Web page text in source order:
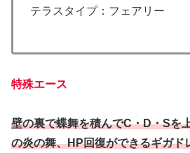
テラスタイプ：フェアリー
特殊エース
壁の裏で蝶舞を積んでC・D・Sを
の炎の舞、HP回復ができるギガド